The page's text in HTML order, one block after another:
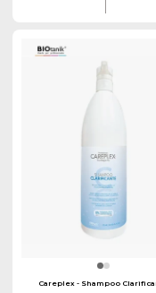
Careplex - Shampoo